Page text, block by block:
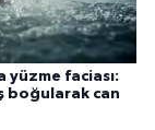
yüzme faciası:
boğularak can